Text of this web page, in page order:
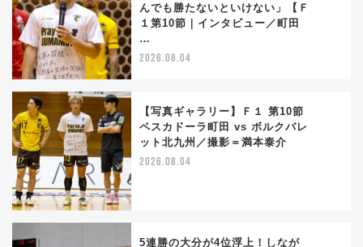
んでも勝たないといけない」【Ｆ
１第10節｜インタビュー／町田
…
2026.08.04
【写真ギャラリー】Ｆ１ 第10節
ペスカドーラ町田 vs ボルクバレ
ット北九州／撮影＝満本泰介
2026.08.04
5連勝の大分が4位浮上！しなが